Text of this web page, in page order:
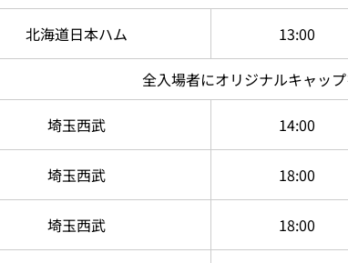
北海道日本ハム 13:00
全入場者にオリジナルキャッ
埼玉西武 14:00
埼玉西武 18:00
埼玉西武 18:00